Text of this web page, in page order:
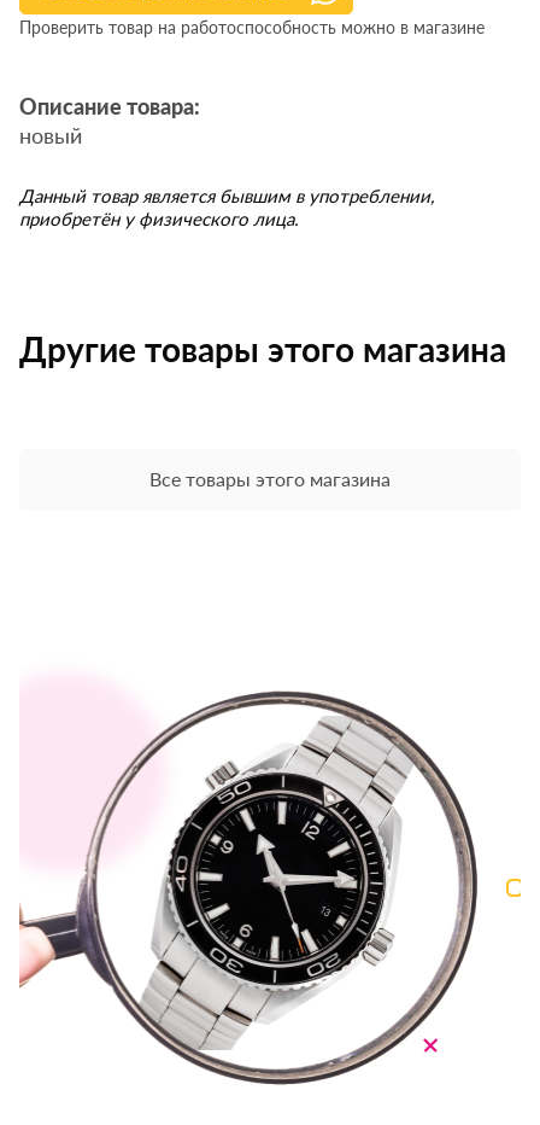
Проверить товар на работоспособность можно в магазине
Описание товара:
новый
Данный товар является бывшим в употреблении,
приобретён у физического лица.
Другие товары этого магазина
Все товары этого магазина